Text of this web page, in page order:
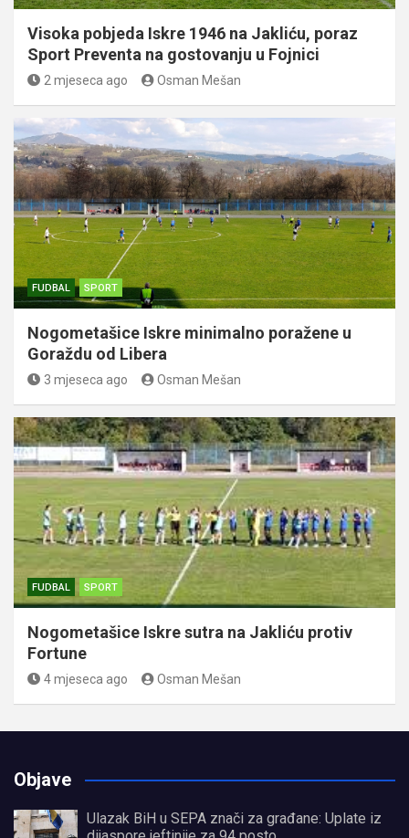
Visoka pobjeda Iskre 1946 na Jakliću, poraz
Sport Preventa na gostovanju u Fojnici
2 mjeseca ago Osman Mešan
FUDBAL SPORT
Nogometašice Iskre minimalno poražene u
Goraždu od Libera
3 mjeseca ago Osman Mešan
FUDBAL SPORT
Nogometašice Iskre sutra na Jakliću protiv
Fortune
4 mjeseca ago Osman Mešan
Objave
Ulazak BiH u SEPA znači za građane: Uplate iz